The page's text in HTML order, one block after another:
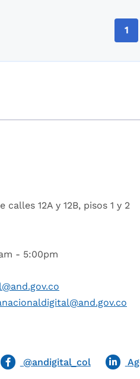
1
12A y 12B, pisos 1 y 2
- 5:00pm
@andigital_col